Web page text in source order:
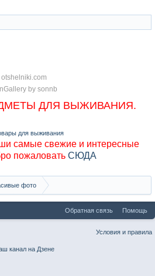
otshelniki.com
by sonnb
ДЛЯ ВЫЖИВАНИЯ.
самые свежие и интересные
пожаловать СЮДА
фото
Обратная связь Помощь
Условия и правила
канал на Дзене